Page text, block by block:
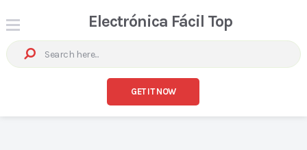
Electrónica Fácil Top
GET IT NOW